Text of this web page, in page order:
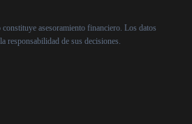
asesoramiento financiero. Los datos
responsabilidad de sus decisiones.